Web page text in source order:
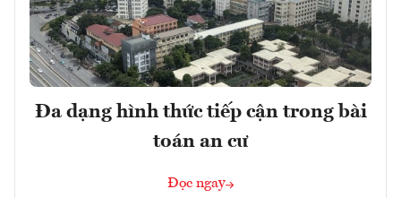
Đa dạng hình thức tiếp cận trong bài
toán an cư
Đọc ngay